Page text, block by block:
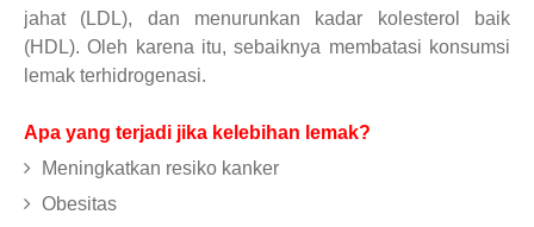
jahat (LDL), dan menurunkan kadar kolesterol baik
(HDL). Oleh karena itu, sebaiknya membatasi konsumsi
lemak terhidrogenasi.
Apa yang terjadi jika kelebihan lemak?
Meningkatkan resiko kanker
Obesitas